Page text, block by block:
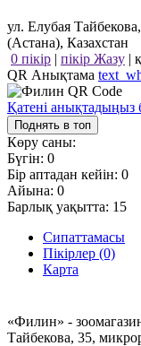
ул. Елубая
(Астана), Казахстан
0 пікір | пікір Жазу |
QR Анықтама
Қатені анықтадыңыз
Поднять в топ
Көру саны:
Бүгін: 0
Бір аптадан кейін: 0
Айына: 0
Барлық уақытта: 15
Сипаттамасы
Пікірлер (0)
Карта
«Филин» -
Тайбекова, 35,